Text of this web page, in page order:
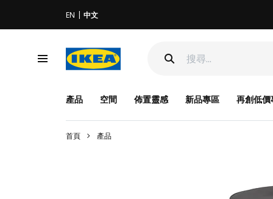
EN 中文
產品 空間 佈置靈感 新品專區 再創低價
首頁 產品